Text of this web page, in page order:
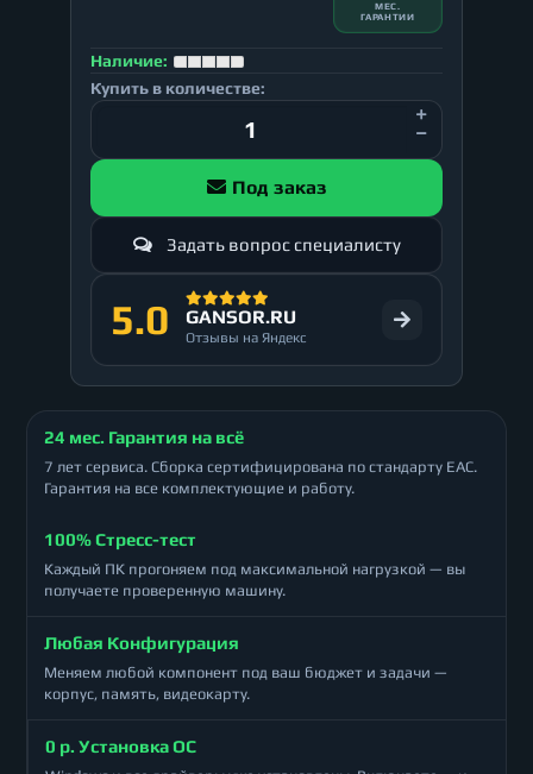
МЕС.
ГАРАНТИИ
Наличие:
Купить в количестве:
Под заказ
Задать вопрос специалисту
5.0 GANSOR.RU
Отзывы на Яндекс
24 мес. Гарантия на всё
7 лет сервиса. Сборка сертифицирована по стандарту ЕАС.
Гарантия на все комплектующие и работу.
100% Стресс-тест
Каждый ПК прогоняем под максимальной нагрузкой — вы
получаете проверенную машину.
Любая Конфигурация
Меняем любой компонент под ваш бюджет и задачи —
корпус, память, видеокарту.
0 р. Установка ОС